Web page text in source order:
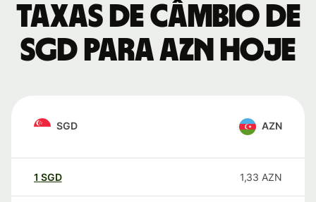
Taxas de câmbio de
SGD para AZN hoje
SGD AZN
1 SGD 1,33 AZN